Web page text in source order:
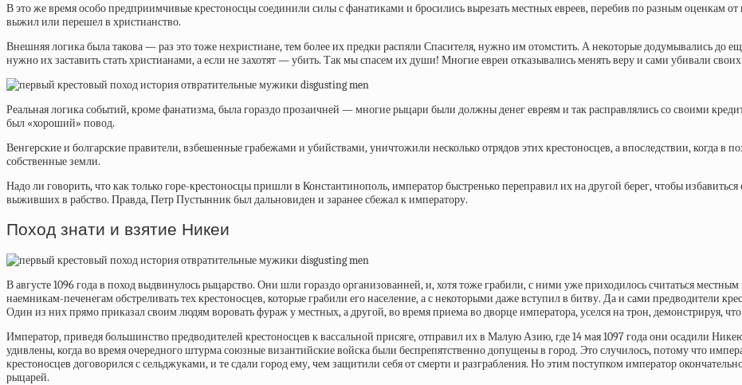
В это же время особо предприимчивые крестоносцы соединили силы с фанатиками и бросилисьвырезать местных евреев, перебив по разным оценкам
выжил или перешел в христианство.
Внешняя логика была такова — раз это тоже нехристиане, тем более их предки распяли Спасителя, нужно им отомстить. А некоторые додумывались до
нужно их заставить стать христианами, а если не захотят — убить. Так мы спасем их души! Многие евреи отказывались менять веру и сами убивали
Реальная логика событий, кроме фанатизма, была гораздо прозаичней — многие рыцари были должны денег евреям и так расправлялись со своими
был «хороший» повод.
Венгерские и болгарские правители, взбешенные грабежами и убийствами, уничтожили несколько отрядов этих крестоносцев, а впоследствии, когда в
собственные земли.
Надо ли говорить, что как только горе-крестоносцы пришли в Константинополь, император быстренько переправил их на другой берег, чтобы
выживших в рабство. Правда, Петр Пустынник был дальновиден и заранее сбежал к императору.
Поход знати и взятие Никеи
В августе 1096 года в поход выдвинулось рыцарство. Они шли гораздо организованней, и, хотя тоже грабили, с ними уже приходилось считаться
наемникам-печенегам обстреливать тех крестоносцев, которые грабили его население, а с некоторыми даже вступил в битву. Да и сами предводители
Один из них прямо приказал своим людям воровать фураж у местных, а другой, во время приема во дворце императора, уселся на трон, демонстрируя,
Император, приведя большинство предводителей крестоносцев к вассальной присяге, отправил их в Малую Азию, где 14 мая 1097 года они осадили
удивлены, когда во время очередного штурма союзные византийские войска были беспрепятственно допущены в город. Это случилось, потому что
крестоносцев договорился с сельджуками, и те сдали город ему, чем защитили себя от смерти и разграбления. Но этим поступком император
рыцарей.